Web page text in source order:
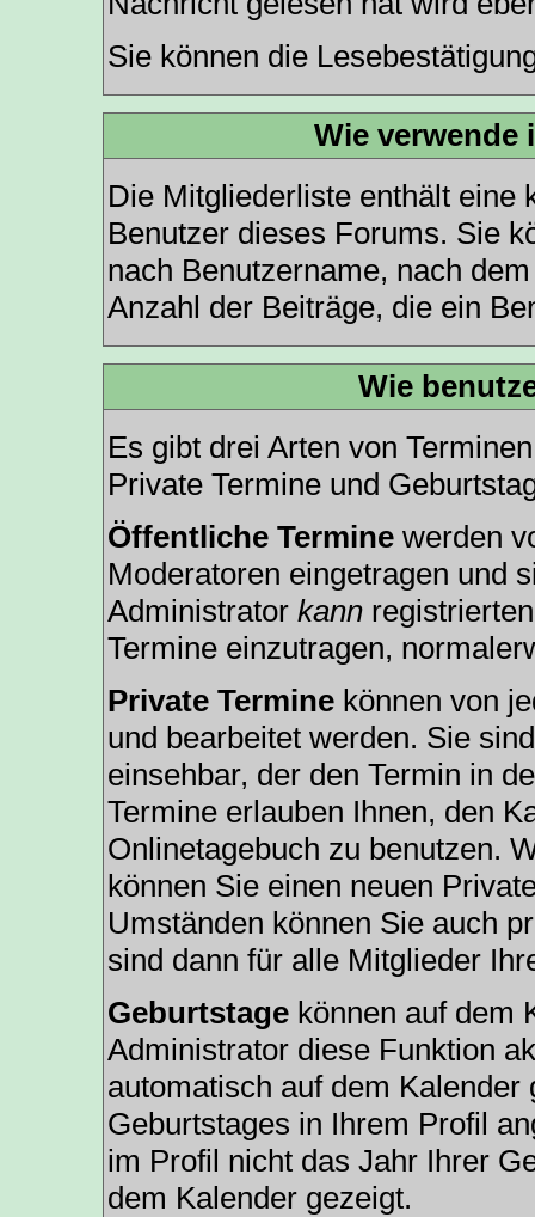
Sie können die
Wie verwende
Die Mitgliederliste enthält eine
Benutzer dieses Forums. Sie
nach Benutzername, nach
Anzahl der Beiträge, die ein
Wie
Es gibt drei Arten von
Private Termine und
Öffentliche Termine werden
Moderatoren eingetragen und
Administrator kann
Termine einzutragen,
Private Termine können von
und bearbeitet werden. Sie
einsehbar, der den Termin in
Termine erlauben Ihnen, den
Onlinetagebuch zu benutzen.
können Sie einen neuen
Umständen können Sie auch
sind dann für alle Mitglieder
Geburtstage können auf dem
Administrator diese Funktion
automatisch auf dem
Geburtstages in Ihrem Profil
im Profil nicht das Jahr Ihrer
dem Kalender gezeigt.